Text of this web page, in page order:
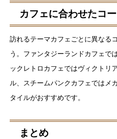
カフェに合わせたコ
訪れるテーマカフェごとに異なる
う。ファンタジーランドカフェで
ックレトロカフェではヴィクトリ
ル、スチームパンクカフェではメ
タイルがおすすめです。
まとめ